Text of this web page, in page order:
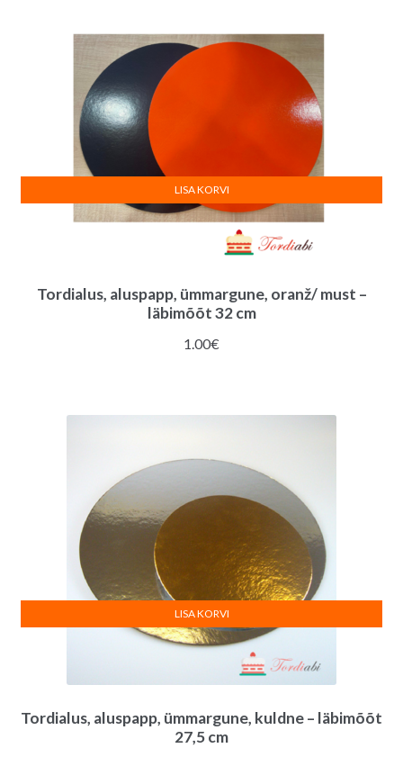
Tordialus, aluspapp, ümmargune, oranž/ must –
läbimõõt 32 cm
1.00€
LISA KORVI
Tordialus, aluspapp, ümmargune, kuldne – läbimõõt
27,5 cm
LISA KORVI